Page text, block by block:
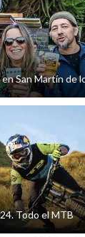
San Martín de
Todo el MTB